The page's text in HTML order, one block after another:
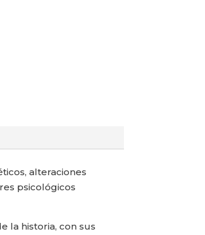
alteraciones
psicológicos
la historia, con sus